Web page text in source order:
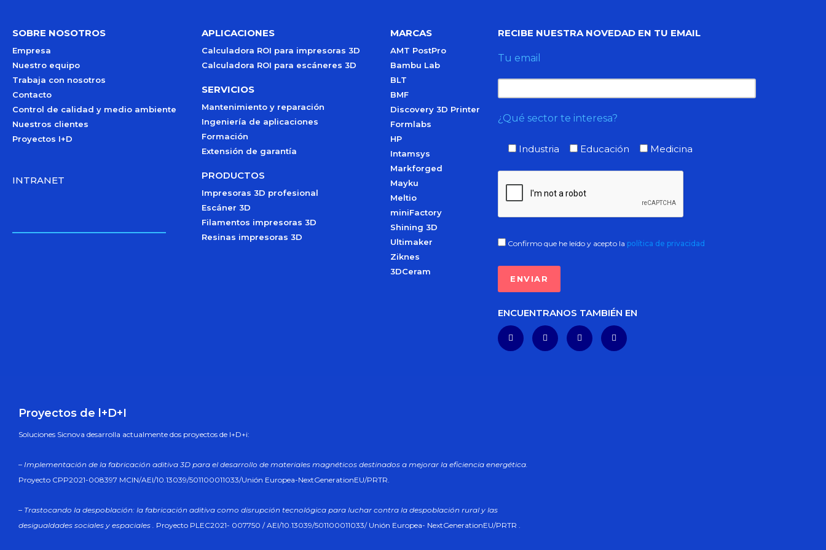
SOBRE NOSOTROS
Empresa
Nuestro equipo
Trabaja con nosotros
Contacto
Control de calidad y medio ambiente
Nuestros clientes
Proyectos I+D
INTRANET
APLICACIONES
Calculadora ROI para impresoras 3D
Calculadora ROI para escáneres 3D
SERVICIOS
Mantenimiento y reparación
Ingeniería de aplicaciones
Formación
Extensión de garantía
PRODUCTOS
Impresoras 3D profesional
Escáner 3D
Filamentos impresoras 3D
Resinas impresoras 3D
MARCAS
AMT PostPro
Bambu Lab
BLT
BMF
Discovery 3D Printer
Formlabs
HP
Intamsys
Markforged
Mayku
Meltio
miniFactory
Shining 3D
Ultimaker
Ziknes
3DCeram
RECIBE NUESTRA NOVEDAD EN TU EMAIL
Tu email
¿Qué sector te interesa?
Industria Educación Medicina
Confirmo que he leído y acepto la política de privacidad
ENCUENTRANOS TAMBIÉN EN
Proyectos de l+D+I
Soluciones Sicnova desarrolla actualmente dos proyectos de l+D+i:
– Implementación de la fabricación aditiva 3D para el desarrollo de materiales magnéticos destinados a mejorar la eficiencia energética.
Proyecto CPP2021-008397 MCIN/AEI/10.13039/501100011033/Unión Europea-NextGenerationEU/PRTR.
– Trastocando la despoblación: la fabricación aditiva como disrupción tecnológica para luchar contra la despoblación rural y las
desigualdades sociales y espaciales . Proyecto PLEC2021- 007750 / AEI/10.13039/501100011033/ Unión Europea- NextGenerationEU/PRTR .